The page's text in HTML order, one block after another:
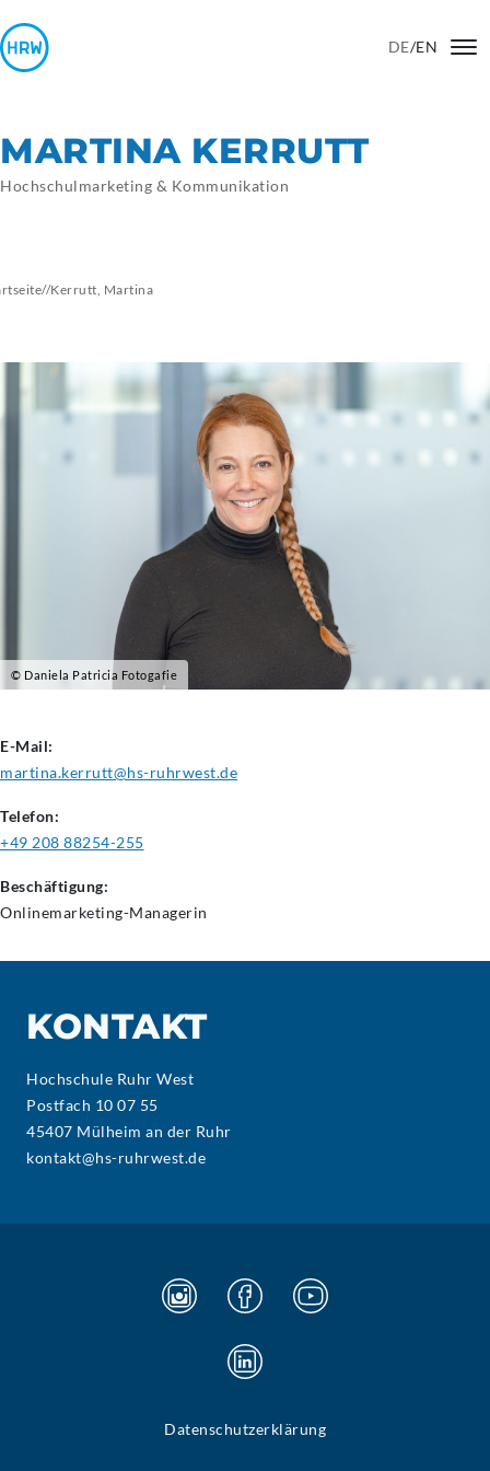
DE/EN
MARTINA KERRUTT
Hochschulmarketing & Kommunikation
//Kerrutt, Martina
© Daniela Patricia Fotogafie
E-Mail:
martina.kerrutt@hs-ruhrwest.de
Telefon:
+49 208 88254-255
Beschäftigung:
Onlinemarketing-Managerin
KONTAKT
Hochschule Ruhr West
Postfach 10 07 55
45407 Mülheim an der Ruhr
kontakt@hs-ruhrwest.de
Datenschutzerklärung